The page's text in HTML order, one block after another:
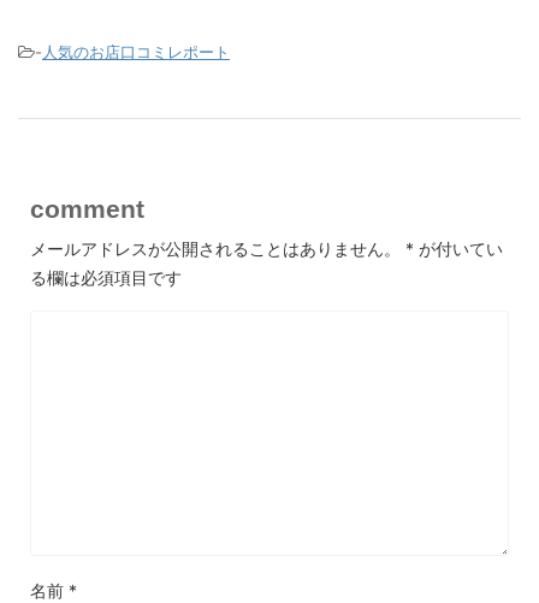
-人気のお店口コミレポート
comment
メールアドレスが公開されることはありません。 * が付いてい
る欄は必須項目です
名前 *